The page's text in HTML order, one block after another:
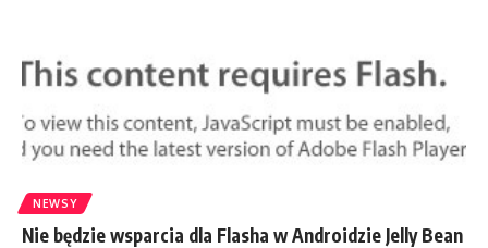
NEWSY
Nie będzie wsparcia dla Flasha w Androidzie Jelly Bean